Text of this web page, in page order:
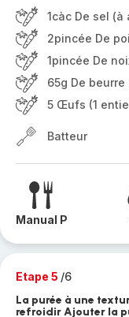
1càc De sel
2pincée De
1pincée De
65g De beurre
5 Œufs (1
Batteur
Manual P
Etape 5 /6
La purée à une
refroidir Ajouter la